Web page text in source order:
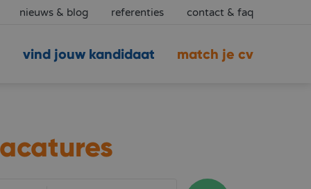
nieuws & blog referenties contact & faq
match je cv
vind jouw kandidaat